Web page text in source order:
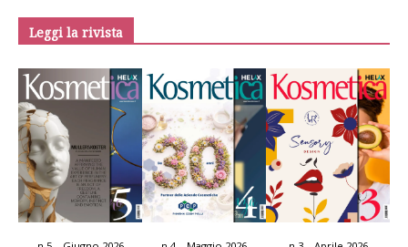
Leggi la rivista